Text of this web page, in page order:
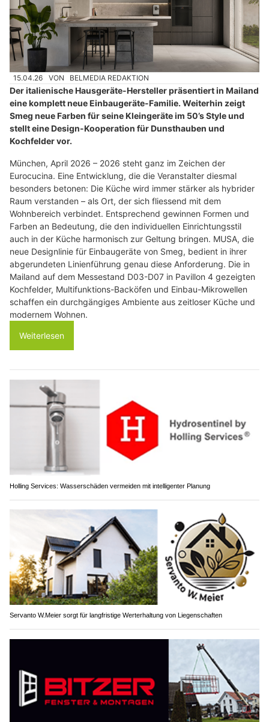
15.04.26 VON BELMEDIA REDAKTION
Der italienische Hausgeräte-Hersteller präsentiert in Mailand
eine komplett neue Einbaugeräte-Familie. Weiterhin zeigt
Smeg neue Farben für seine Kleingeräte im 50’s Style und
stellt eine Design-Kooperation für Dunsthauben und
Kochfelder vor.
München, April 2026 – 2026 steht ganz im Zeichen der
Eurocucina. Eine Entwicklung, die die Veranstalter diesmal
besonders betonen: Die Küche wird immer stärker als hybrider
Raum verstanden – als Ort, der sich fliessend mit dem
Wohnbereich verbindet. Entsprechend gewinnen Formen und
Farben an Bedeutung, die den individuellen Einrichtungsstil
auch in der Küche harmonisch zur Geltung bringen. MUSA, die
neue Designlinie für Einbaugeräte von Smeg, bedient in ihrer
abgerundeten Linienführung genau diese Anforderung. Die in
Mailand auf dem Messestand D03-D07 in Pavillon 4 gezeigten
Kochfelder, Multifunktions-Backöfen und Einbau-Mikrowellen
schaffen ein durchgängiges Ambiente aus zeitloser Küche und
modernem Wohnen.
Weiterlesen
Holling Services: Wasserschäden vermeiden mit intelligenter Planung
Servanto W.Meier sorgt für langfristige Werterhaltung von Liegenschaften